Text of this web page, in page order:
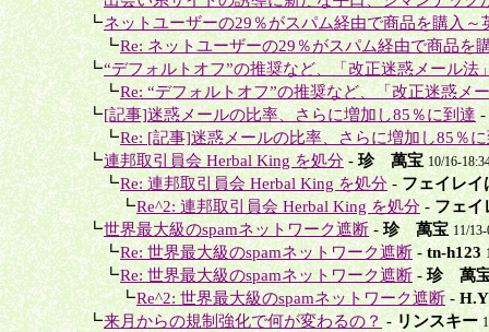
＋┗ネットユーザーの29％がスパム経由で商品を購入～
＋＋┗Re: ネットユーザーの29％がスパム経由で商品を
＋┗“デフォルトオフ”の推奨など、「改正迷惑メール法
＋＋┗Re: “デフォルトオフ”の推奨など、「改正迷惑メ
＋┗[記事]迷惑メールの比率、さらに増加し85％に到達-
＋＋┗Re: [記事]迷惑メールの比率、さらに増加し85％
＋┗連邦取引員会 Herbal King を処分-珍 萬宝 10/16-
＋＋┗Re: 連邦取引員会 Herbal King を処分-フェイレイ
＋＋＋┗Re^2: 連邦取引員会 Herbal King を処分-フェイ
＋┗世界最大級のspamネットワーク遮断-珍 萬宝 11/
＋＋┗Re: 世界最大級のspamネットワーク遮断-tn-h123
＋＋┗Re: 世界最大級のspamネットワーク遮断-珍 萬
＋＋＋┗Re^2: 世界最大級のspamネットワーク遮断-H.Y
＋┗来月からの規制強化で何が変わるの？-リンスキー